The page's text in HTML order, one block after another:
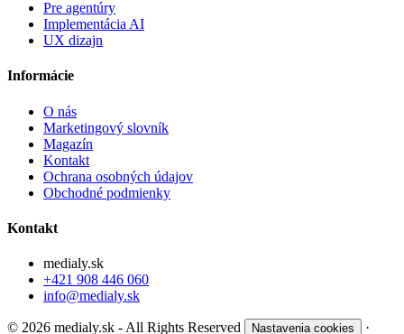
Pre agentúry
Implementácia AI
UX dizajn
Informácie
O nás
Marketingový slovník
Magazín
Kontakt
Ochrana osobných údajov
Obchodné podmienky
Kontakt
medialy.sk
+421 908 446 060
info@medialy.sk
© 2026 medialy.sk - All Rights Reserved Nastavenia cookies ·